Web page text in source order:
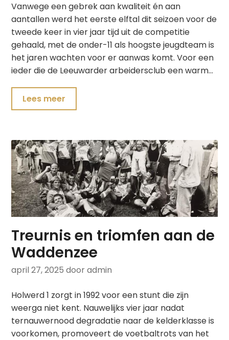
Vanwege een gebrek aan kwaliteit én aan
aantallen werd het eerste elftal dit seizoen voor de
tweede keer in vier jaar tijd uit de competitie
gehaald, met de onder-11 als hoogste jeugdteam is
het jaren wachten voor er aanwas komt. Voor een
ieder die de Leeuwarder arbeidersclub een warm…
Lees meer
Treurnis en triomfen aan de
Waddenzee
april 27, 2025 door admin
Holwerd 1 zorgt in 1992 voor een stunt die zijn
weerga niet kent. Nauwelijks vier jaar nadat
ternauwernood degradatie naar de kelderklasse is
voorkomen, promoveert de voetbaltrots van het